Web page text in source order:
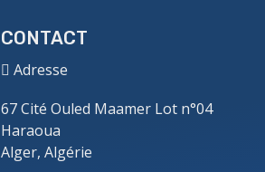
CONTACT
Adresse
67 Cité Ouled Maamer Lot n°04
Haraoua
Alger, Algérie